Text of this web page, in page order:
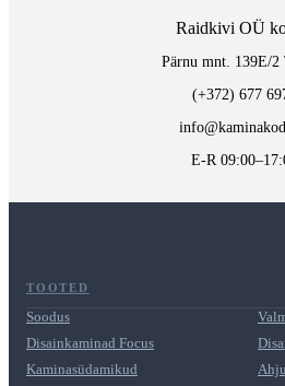
Raidkivi OÜ
Pärnu mnt. 139E/2
(+372) 677
E-R
TOOTED
Soodus
Disainkaminad Focus
Kaminasüdamikud